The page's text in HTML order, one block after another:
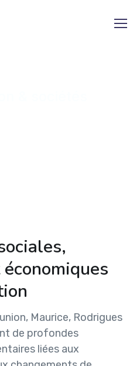
Maurice, Rodrigues
de profondes
liées aux